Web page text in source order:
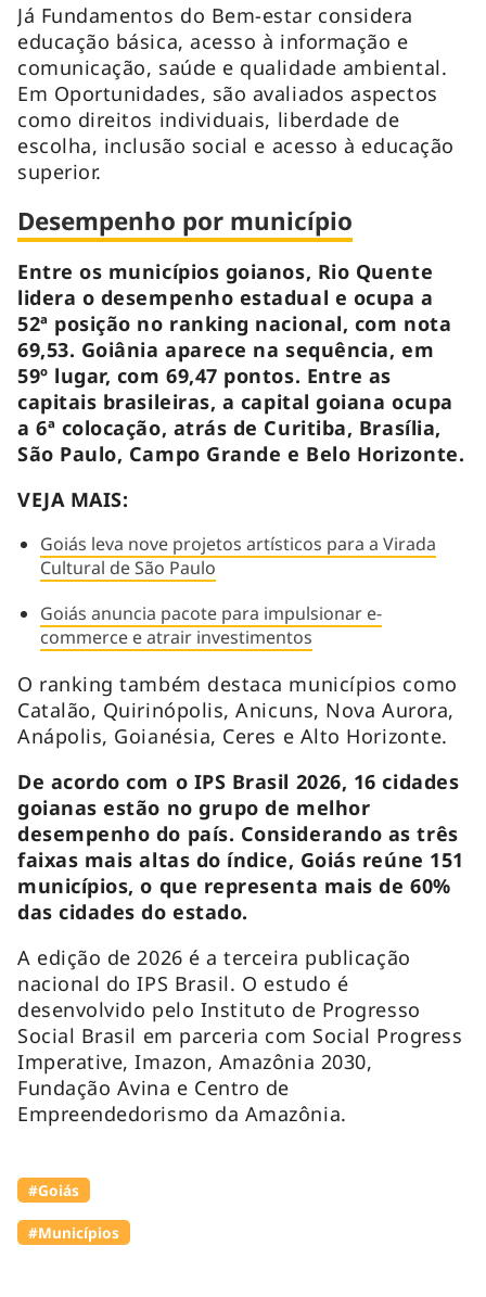
Já Fundamentos do Bem-estar considera
educação básica, acesso à informação e
comunicação, saúde e qualidade ambiental.
Em Oportunidades, são avaliados aspectos
como direitos individuais, liberdade de
escolha, inclusão social e acesso à educação
superior.
Desempenho por município
Entre os municípios goianos, Rio Quente
lidera o desempenho estadual e ocupa a
52ª posição no ranking nacional, com nota
69,53. Goiânia aparece na sequência, em
59º lugar, com 69,47 pontos. Entre as
capitais brasileiras, a capital goiana ocupa
a 6ª colocação, atrás de Curitiba, Brasília,
São Paulo, Campo Grande e Belo Horizonte.
VEJA MAIS:
Goiás leva nove projetos artísticos para a Virada
Cultural de São Paulo
Goiás anuncia pacote para impulsionar e-
commerce e atrair investimentos
O ranking também destaca municípios como
Catalão, Quirinópolis, Anicuns, Nova Aurora,
Anápolis, Goianésia, Ceres e Alto Horizonte.
De acordo com o IPS Brasil 2026, 16 cidades
goianas estão no grupo de melhor
desempenho do país. Considerando as três
faixas mais altas do índice, Goiás reúne 151
municípios, o que representa mais de 60%
das cidades do estado.
A edição de 2026 é a terceira publicação
nacional do IPS Brasil. O estudo é
desenvolvido pelo Instituto de Progresso
Social Brasil em parceria com Social Progress
Imperative, Imazon, Amazônia 2030,
Fundação Avina e Centro de
Empreendedorismo da Amazônia.
#Goiás
#Municípios